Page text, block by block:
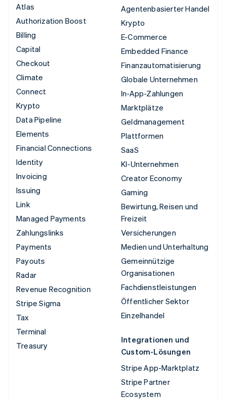
Atlas
Authorization Boost
Billing
Capital
Checkout
Climate
Connect
Krypto
Data Pipeline
Elements
Financial Connections
Identity
Invoicing
Issuing
Link
Managed Payments
Zahlungslinks
Payments
Payouts
Radar
Revenue Recognition
Stripe Sigma
Tax
Terminal
Treasury
Agentenbasierter Handel
Krypto
E-Commerce
Embedded Finance
Finanzautomatisierung
Globale Unternehmen
In-App-Zahlungen
Marktplätze
Geldmanagement
Plattformen
SaaS
KI-Unternehmen
Creator Economy
Gaming
Bewirtung, Reisen und
Freizeit
Versicherungen
Medien und Unterhaltung
Gemeinnützige
Organisationen
Fachdienstleistungen
Öffentlicher Sektor
Einzelhandel
Integrationen und
Custom-Lösungen
Stripe App-Marktplatz
Stripe Partner
Ecosystem